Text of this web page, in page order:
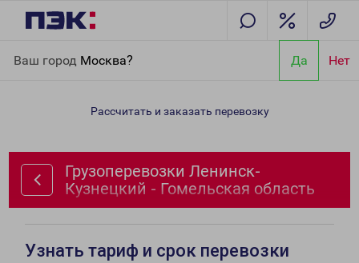
Ваш город Москва? Да Нет
Гомельская область
Рассчитать и заказать перевозку
Грузоперевозки Ленинск-
Кузнецкий - Гомельская область
Узнать тариф и срок перевозки